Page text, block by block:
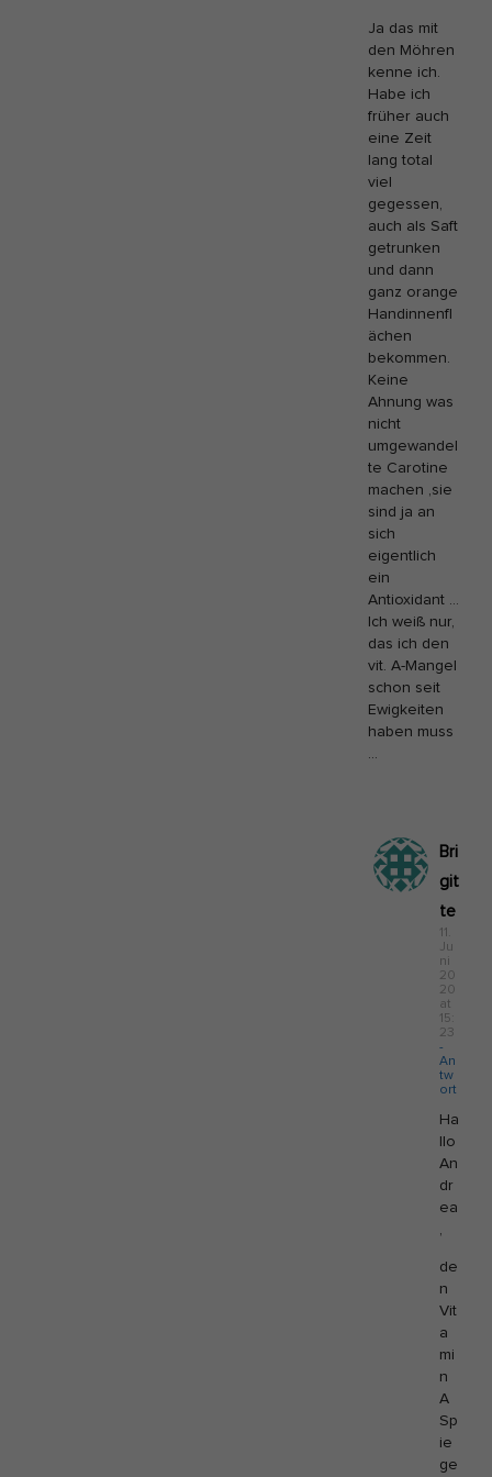
Ja das mit
den Möhren
kenne ich.
Habe ich
früher auch
eine Zeit
lang total
viel
gegessen,
auch als Saft
getrunken
und dann
ganz orange
Handinnenfl
ächen
bekommen.
Keine
Ahnung was
nicht
umgewandel
te Carotine
machen ,sie
sind ja an
sich
eigentlich
ein
Antioxidant …
Ich weiß nur,
das ich den
vit. A-Mangel
schon seit
Ewigkeiten
haben muss
Bri
git
te
11.
Ju
ni
20
20
at
15:
23
-
An
tw
ort
Ha
llo
An
dr
ea
de
n
Vit
a
mi
n
A
Sp
ie
ge